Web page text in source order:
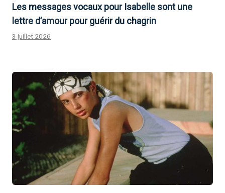
Les messages vocaux pour Isabelle sont une
lettre d’amour pour guérir du chagrin
3 juillet 2026